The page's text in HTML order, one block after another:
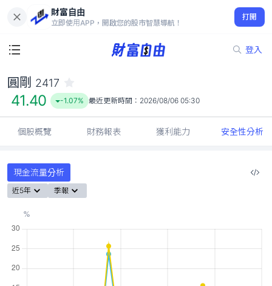
財富自由
立即使用APP，開啟您的股市智慧導航！
打開
登入
41.40
-1.07%
圓剛 2417
41.40 -1.07% 最近更新時間： 2026/08/06 05:30
個股概覽 財務報表 獲利能力 安全性分析
現金流量分析
近5年 季報